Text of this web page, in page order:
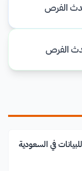
الفرص
الفرص
في السعودية